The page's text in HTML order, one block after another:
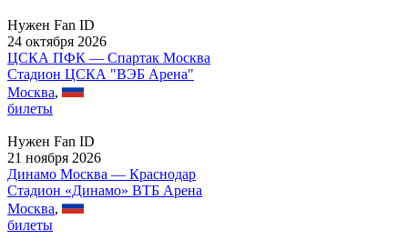
Нужен Fan ID
24 октября 2026
ЦСКА ПФК — Спартак Москва
Стадион ЦСКА "ВЭБ Арена"
Москва,
билеты
Нужен Fan ID
21 ноября 2026
Динамо Москва — Краснодар
Стадион «Динамо» ВТБ Арена
Москва,
билеты